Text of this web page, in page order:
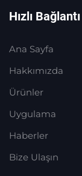
Hızlı Bağlantı
Ana Sayfa
Hakkımızda
Ürünler
Uygulama
Haberler
Bize Ulaşın